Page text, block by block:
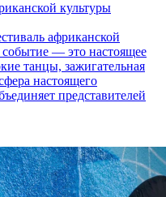
культуры
африканской
— это настоящее
танцы, зажигательная
настоящего
представителей